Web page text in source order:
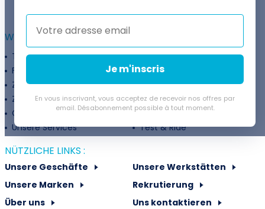
WEITERFÜHRENDE INFORMATIONEN :
Treueprogramm
Unternehmen
Finanzierung
Treueprogramm
Zahlungsflexibilität
Fahrradanpassung
Zuschüsse
Rückgaberichtlinie
Gutschein
Velovermietung
Unsere Services
Test & Ride
NÜTZLICHE LINKS :
Unsere Geschäfte
Unsere Werkstätten
Unsere Marken
Rekrutierung
Über uns
Uns kontaktieren
Je m'inscris
En vous inscrivant, vous acceptez de recevoir nos offres par
email. Désabonnement possible à tout moment.